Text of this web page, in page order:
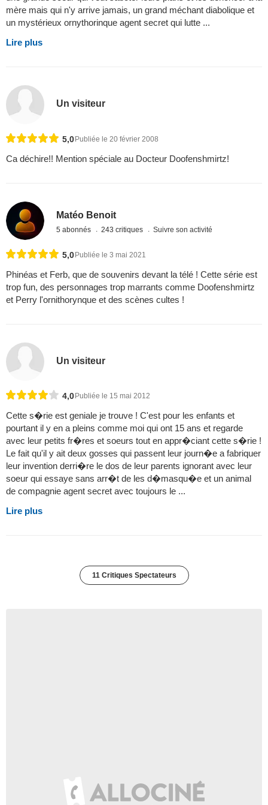
mère mais qui n'y arrive jamais, un grand méchant diabolique et
un mystérieux ornythorinque agent secret qui lutte ...
Lire plus
Un visiteur
5,0Publiée le 20 février 2008
Ca déchire!! Mention spéciale au Docteur Doofenshmirtz!
Matéo Benoit
5 abonnés 243 critiques Suivre son activité
5,0 Publiée le 3 mai 2021
Phinéas et Ferb, que de souvenirs devant la télé ! Cette série est
trop fun, des personnages trop marrants comme Doofenshmirtz
et Perry l'ornithorynque et des scènes cultes !
Un visiteur
4,0 Publiée le 15 mai 2012
Cette s�rie est geniale je trouve ! C'est pour les enfants et
pourtant il y en a pleins comme moi qui ont 15 ans et regarde
avec leur petits fr�res et soeurs tout en appr�ciant cette s�rie !
Le fait qu'il y ait deux gosses qui passent leur journ�e a fabriquer
leur invention derri�re le dos de leur parents ignorant avec leur
soeur qui essaye sans arr�t de les d�masqu�e et un animal
de compagnie agent secret avec toujours le ...
Lire plus
11 Critiques Spectateurs